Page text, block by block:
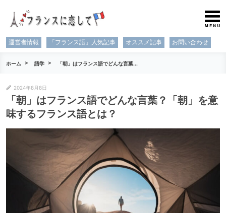
運営者情報 「フランス語」人気記事 オススメ記事 お問い合わせ
ホーム 語学 「朝」はフランス語でどんな言葉...
2024年8月8日
「朝」はフランス語でどんな言葉？「朝」を意
味するフランス語とは？